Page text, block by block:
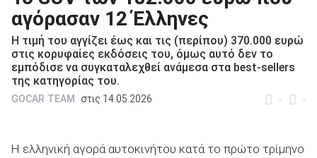
Βρες τα πάντα για το
αυτοκίνητο!
βρες το!
αγόρασαν 12 Έλληνες
H τιμή του αγγίζει έως και τις (περίπου) 370.000 ευρώ
στις κορυφαίες εκδόσεις του, όμως αυτό δεν το
εμπόδισε να συγκαταλεχθεί ανάμεσα στα best-sellers
της κατηγορίας του.
- -
GOCAR TEAM στις 14.05.2026
Η ελληνική αγορά αυτοκινήτου κατά το πρώτο τρίμηνο